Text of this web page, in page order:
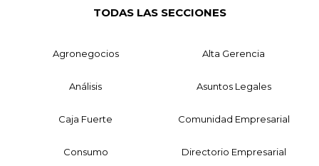
TODAS LAS SECCIONES
Agronegocios Alta Gerencia
Análisis Asuntos Legales
Caja Fuerte Comunidad Empresarial
Consumo Directorio Empresarial